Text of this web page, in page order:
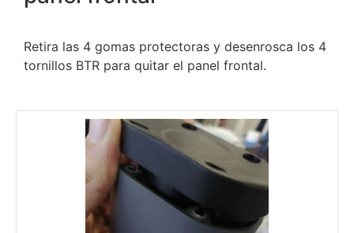
Retira las 4 gomas protectoras y desenrosca los 4
tornillos BTR para quitar el panel frontal.